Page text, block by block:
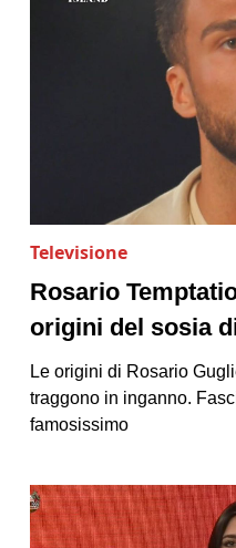
Televisione
Rosario
origini del sosia
Le origini di Rosario
traggono in inganno.
famosissimo